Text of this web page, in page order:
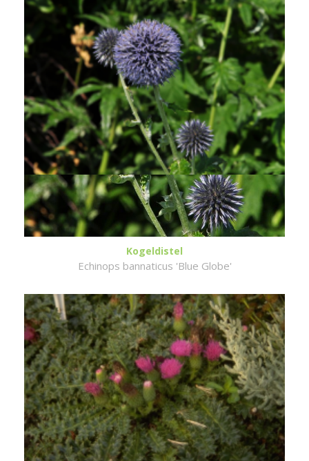
Kogeldistel
Echinops bannaticus 'Blue Globe'